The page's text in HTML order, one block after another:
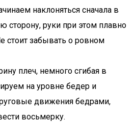
наклоняться сначала в
сторону, руки при этом плавно
стоит забывать о ровном
плеч, немного сгибая в
на уровне бедер и
движения бедрами,
восьмерку.